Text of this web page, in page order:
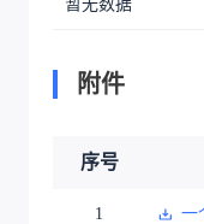
暂无数据
附件
序号
1 一